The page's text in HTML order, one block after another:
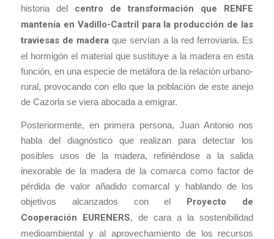
historia del centro de transformación que RENFE
mantenía en Vadillo-Castril para la producción de las
traviesas de madera que servían a la red ferroviaria. Es
el hormigón el material que sustituye a la madera en esta
función, en una especie de metáfora de la relación urbano-
rural, provocando con ello que la población de este anejo
de Cazorla se viera abocada a emigrar.
Posteriormente, en primera persona, Juan Antonio nos
habla del diagnóstico que realizan para detectar los
posibles usos de la madera, refiriéndose a la salida
inexorable de la madera de la comarca como factor de
pérdida de valor añadido comarcal y hablando de los
objetivos alcanzados con el Proyecto de
Cooperación EURENERS, de cara a la sostenibilidad
medioambiental y al aprovechamiento de los recursos